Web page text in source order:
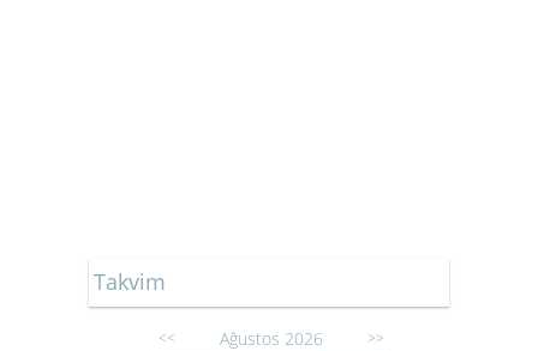
Takvim
<< Ağustos 2026 >>